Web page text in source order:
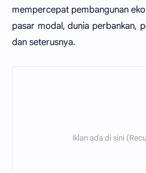
mempercepat pembangunan
pasar modal, dunia perbankan,
dan seterusnya.